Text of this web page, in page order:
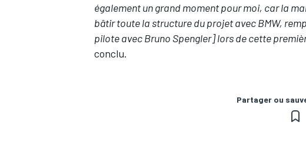
également un grand moment pour moi, car la
bâtir toute la structure du projet avec BMW,
pilote avec Bruno Spengler] lors de cette
conclu.
Partager ou